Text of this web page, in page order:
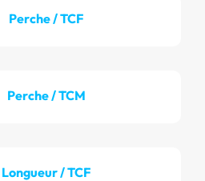
Perche / TCF
Perche / TCM
Longueur / TCF